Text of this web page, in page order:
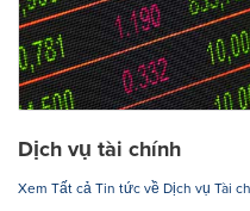
Dịch vụ tài chính
Xem Tất cả Tin tức về Dịch vụ Tài